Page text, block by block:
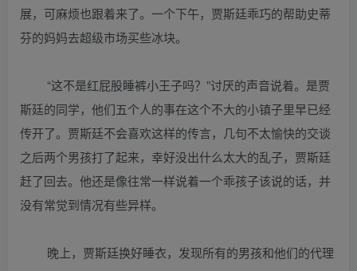
展，可麻烦也跟着来了。一个下午，贾斯廷乖巧的帮助史蒂
芬的妈妈去超级市场买些冰块。
“这不是红屁股睡裤小王子吗？”讨厌的声音说着。是贾
斯廷的同学，他们五个人的事在这个不大的小镇子里早已经
传开了。贾斯廷不会喜欢这样的传言，几句不太愉快的交谈
之后两个男孩打了起来，幸好没出什么太大的乱子，贾斯廷
赶了回去。他还是像往常一样说着一个乖孩子该说的话，并
没有常觉到情况有些异样。
晚上，贾斯廷换好睡衣，发现所有的男孩和他们的代理